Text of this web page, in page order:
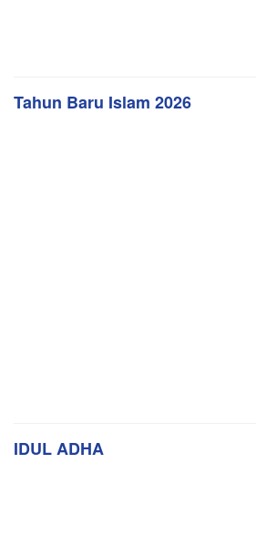
Tahun Baru Islam 2026
IDUL ADHA